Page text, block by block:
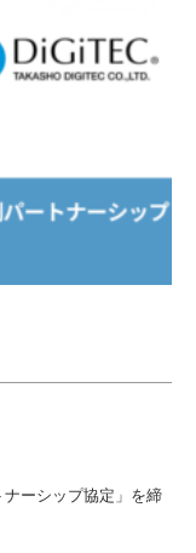
ーシップ協定」を締